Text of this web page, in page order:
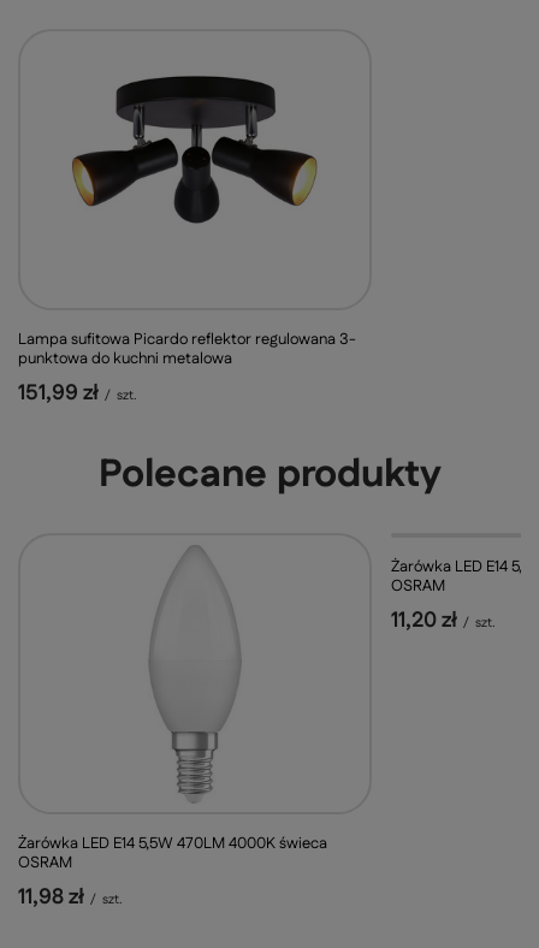
Lampa sufitowa Picardo reflektor regulowana 3-
punktowa do kuchni metalowa
151,99 zł / szt.
Polecane produkty
Żarówka LED E14 5,5W 470LM 4000K świeca
OSRAM
11,98 zł / szt.
Żarówka LED E14
OSRAM
11,20 zł / szt.